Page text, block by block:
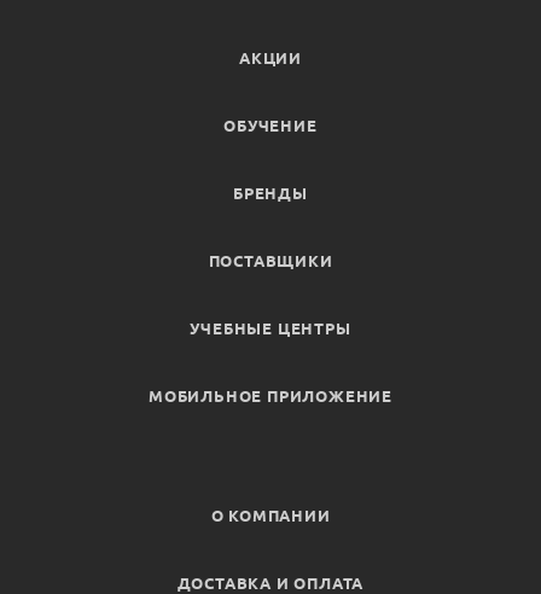
АКЦИИ
ОБУЧЕНИЕ
БРЕНДЫ
ПОСТАВЩИКИ
УЧЕБНЫЕ ЦЕНТРЫ
МОБИЛЬНОЕ ПРИЛОЖЕНИЕ
О КОМПАНИИ
ДОСТАВКА И ОПЛАТА